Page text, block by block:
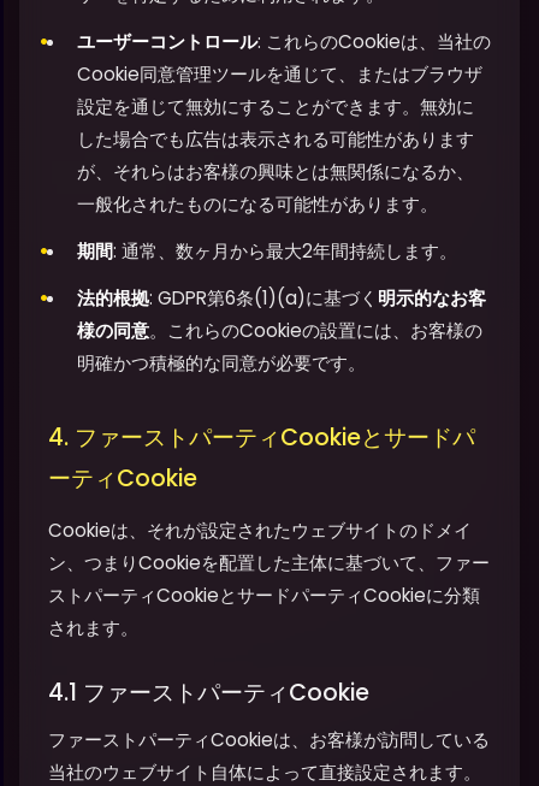
ユーザーコントロール: これらのCookieは、当社の
Cookie同意管理ツールを通じて、またはブラウザ
設定を通じて無効にすることができます。無効に
した場合でも広告は表示される可能性があります
が、それらはお客様の興味とは無関係になるか、
一般化されたものになる可能性があります。
期間: 通常、数ヶ月から最大2年間持続します。
法的根拠: GDPR第6条(1)(a)に基づく 明示的なお客
様の同意。これらのCookieの設置には、お客様の
明確かつ積極的な同意が必要です。
4. ファーストパーティCookieとサードパ
ーティCookie
Cookieは、それが設定されたウェブサイトのドメイ
ン、つまりCookieを配置した主体に基づいて、ファー
ストパーティCookieとサードパーティCookieに分類
されます。
4.1 ファーストパーティCookie
ファーストパーティCookieは、お客様が訪問している
当社のウェブサイト自体によって直接設定されます。